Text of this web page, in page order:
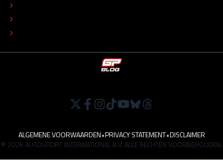
ALGEMENE VOORWAARDEN•PRIVACY STATEMENT•DISCLAIMER
© 2026 AUTOSPORT INTERNATIONAL B.V. ALLE RECHTEN VOORBEHOUDEN.